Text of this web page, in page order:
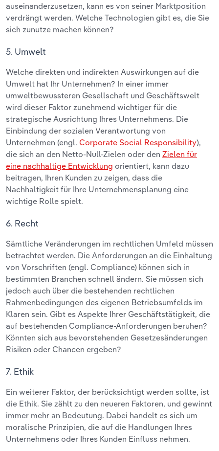
auseinanderzusetzen, kann es von seiner Marktposition
verdrängt werden. Welche Technologien gibt es, die Sie
sich zunutze machen können?
5. Umwelt
Welche direkten und indirekten Auswirkungen auf die
Umwelt hat Ihr Unternehmen? In einer immer
umweltbewussteren Gesellschaft und Geschäftswelt
wird dieser Faktor zunehmend wichtiger für die
strategische Ausrichtung Ihres Unternehmens. Die
Einbindung der sozialen Verantwortung von
Unternehmen (engl. Corporate Social Responsibility),
die sich an den Netto-Null-Zielen oder den Zielen für
eine nachhaltige Entwicklung orientiert, kann dazu
beitragen, Ihren Kunden zu zeigen, dass die
Nachhaltigkeit für Ihre Unternehmensplanung eine
wichtige Rolle spielt.
6. Recht
Sämtliche Veränderungen im rechtlichen Umfeld müssen
betrachtet werden. Die Anforderungen an die Einhaltung
von Vorschriften (engl. Compliance) können sich in
bestimmten Branchen schnell ändern. Sie müssen sich
jedoch auch über die bestehenden rechtlichen
Rahmenbedingungen des eigenen Betriebsumfelds im
Klaren sein. Gibt es Aspekte Ihrer Geschäftstätigkeit, die
auf bestehenden Compliance-Anforderungen beruhen?
Könnten sich aus bevorstehenden Gesetzesänderungen
Risiken oder Chancen ergeben?
7. Ethik
Ein weiterer Faktor, der berücksichtigt werden sollte, ist
die Ethik. Sie zählt zu den neueren Faktoren, und gewinnt
immer mehr an Bedeutung. Dabei handelt es sich um
moralische Prinzipien, die auf die Handlungen Ihres
Unternehmens oder Ihres Kunden Einfluss nehmen.